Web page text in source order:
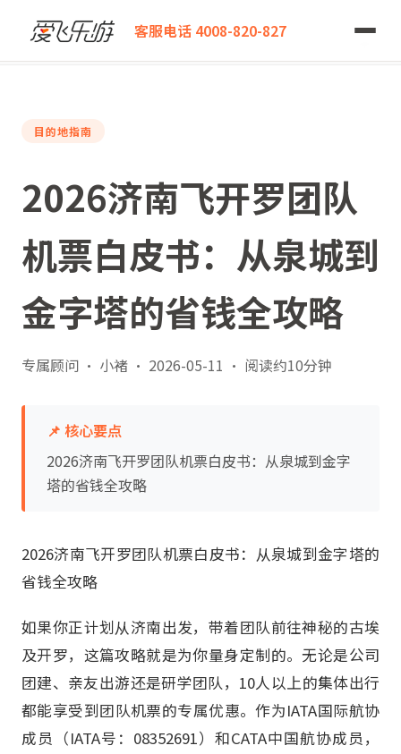
客服电话 4008-820-827
爱飞乐游
2026济南飞开罗团队机票白皮书：从泉城到金字塔的省钱全攻略
目的地指南
2026济南飞开罗团队
机票白皮书：从泉城到
金字塔的省钱全攻略
专属顾问 · 小褚 · 2026-05-11 · 阅读约10分钟
📌 核心要点
2026济南飞开罗团队机票白皮书：从泉城到金字
塔的省钱全攻略
2026济南飞开罗团队机票白皮书：从泉城到金字塔的
省钱全攻略
如果你正计划从济南出发，带着团队前往神秘的古埃
及开罗，这篇攻略就是为你量身定制的。无论是公司
团建、亲友出游还是研学团队，10人以上的集体出行
都能享受到团队机票的专属优惠。作为IATA国际航协
成员（IATA号：08352691）和CATA中国航协成员，